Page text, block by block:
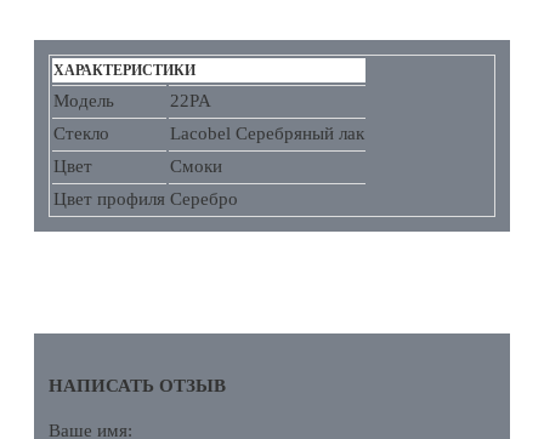
ХАРАКТЕРИСТИКИ
Модель
22PA
Стекло
Lacobel Серебряный лак
Цвет
Смоки
Цвет профиля Серебро
НАПИСАТЬ ОТЗЫВ
Ваше имя: